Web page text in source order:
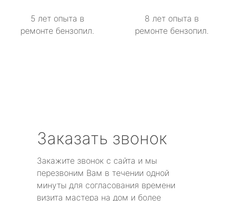
5 лет опыта в
ремонте бензопил.
8 лет опыта в
ремонте бензопил.
Заказать звонок
Закажите звонок с сайта и мы
перезвоним Вам в течении одной
минуты для согласования времени
визита мастера на дом и более